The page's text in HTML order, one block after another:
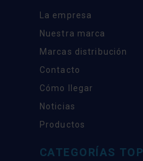
La empresa
Nuestra marca
Marcas distribución
Contacto
Cómo llegar
Noticias
Productos
CATEGORÍAS TOP